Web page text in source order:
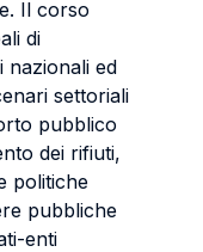
Il corso
di
nazionali ed
settoriali
pubblico
dei rifiuti,
politiche
pubbliche
enti